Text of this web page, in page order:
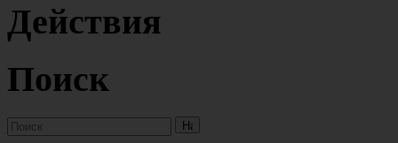
Действия
Поиск